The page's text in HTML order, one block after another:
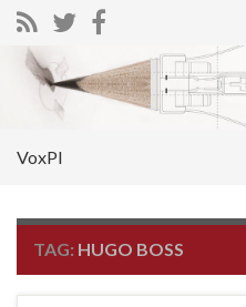
Search for:
VoxPI
TAG: HUGO BOSS